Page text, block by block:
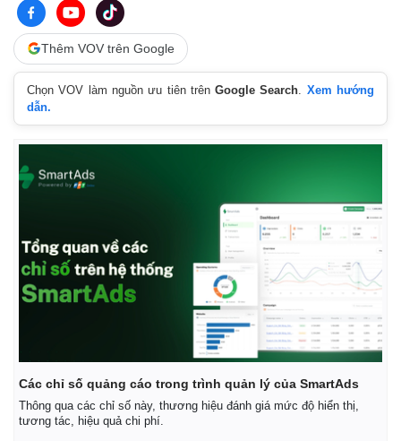
Thêm VOV trên Google
Chọn VOV làm nguồn ưu tiên trênGoogle Search
Xem hướng
dẫn.
Các chỉ số quảng cáo trong trình quản lý của SmartAds
Thông qua các chỉ số này, thương hiệu đánh giá mức độ hiển thị,
tương tác, hiệu quả chi phí.